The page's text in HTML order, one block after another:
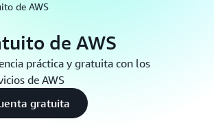
de AWS
de AWS
práctica y gratuita con los
de AWS
gratuita